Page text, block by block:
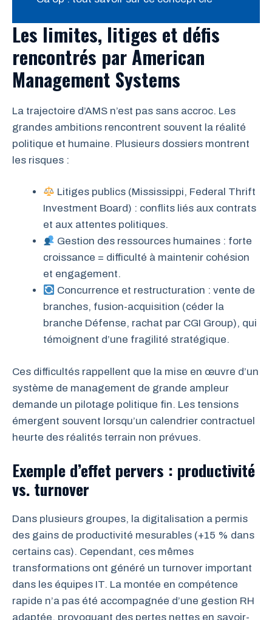
Les limites, litiges et défis
rencontrés par American
Management Systems
La trajectoire d’AMS n’est pas sans accroc. Les
grandes ambitions rencontrent souvent la réalité
politique et humaine. Plusieurs dossiers montrent
les risques :
Litiges publics (Mississippi, Federal Thrift
Investment Board) : conflits liés aux contrats
et aux attentes politiques.
Gestion des ressources humaines : forte
croissance = difficulté à maintenir cohésion
et engagement.
Concurrence et restructuration : vente de
branches, fusion-acquisition (céder la
branche Défense, rachat par CGI Group), qui
témoignent d’une fragilité stratégique.
Ces difficultés rappellent que la mise en œuvre d’un
système de management de grande ampleur
demande un pilotage politique fin. Les tensions
émergent souvent lorsqu’un calendrier contractuel
heurte des réalités terrain non prévues.
Exemple d’effet pervers : productivité
vs. turnover
Dans plusieurs groupes, la digitalisation a permis
des gains de productivité mesurables (+15 % dans
certains cas). Cependant, ces mêmes
transformations ont généré un turnover important
dans les équipes IT. La montée en compétence
rapide n’a pas été accompagnée d’une gestion RH
adaptée, provoquant des pertes nettes en savoir-